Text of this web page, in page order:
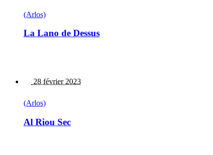
(Arlos)
La Lano de Dessus
28 février 2023
(Arlos)
Al Riou Sec